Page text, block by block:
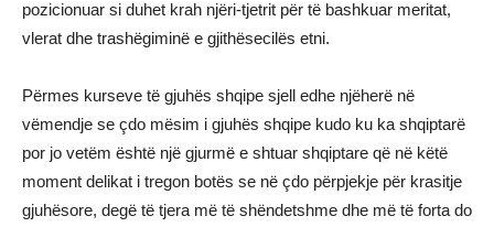
pozicionuar si duhet krah njëri-tjetrit për të bashkuar meritat,
vlerat dhe trashëgiminë e gjithësecilës etni.
Përmes kurseve të gjuhës shqipe sjell edhe njëherë në
vëmendje se çdo mësim i gjuhës shqipe kudo ku ka shqiptarë
por jo vetëm është një gjurmë e shtuar shqiptare që në këtë
moment delikat i tregon botës se në çdo përpjekje për krasitje
gjuhësore, degë të tjera më të shëndetshme dhe më të forta do